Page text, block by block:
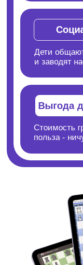
от 8€
Узнать